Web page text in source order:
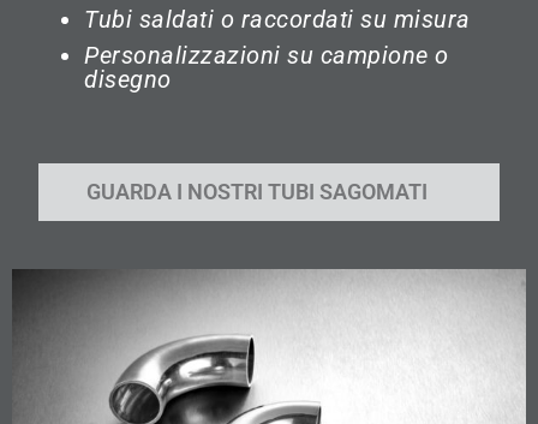
Tubi saldati o raccordati su misura
Personalizzazioni su campione o
disegno
GUARDA I NOSTRI TUBI SAGOMATI